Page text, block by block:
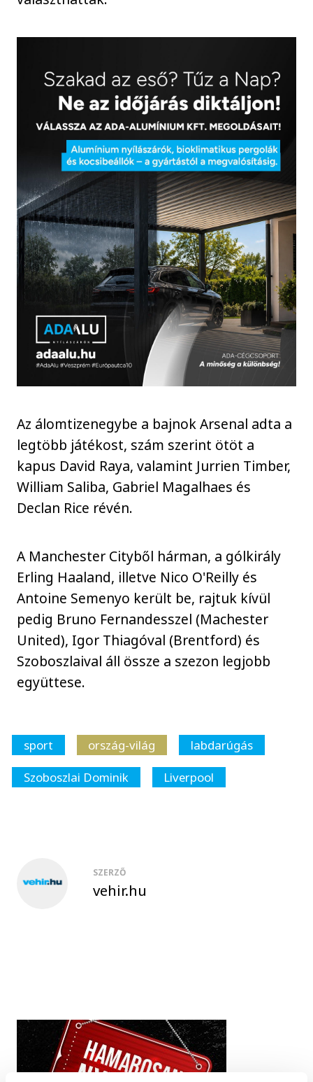
Az álomtizenegybe a bajnok Arsenal adta a
legtöbb játékost, szám szerint ötöt a
kapus David Raya, valamint Jurrien Timber,
William Saliba, Gabriel Magalhaes és
Declan Rice révén.
A Manchester Cityből hárman, a gólkirály
Erling Haaland, illetve Nico O'Reilly és
Antoine Semenyo került be, rajtuk kívül
pedig Bruno Fernandesszel (Machester
United), Igor Thiagóval (Brentford) és
Szoboszlaival áll össze a szezon legjobb
együttese.
sport ország-világ
labdarúgás
Szoboszlai Dominik
Liverpool
SZERZŐ
vehir.hu